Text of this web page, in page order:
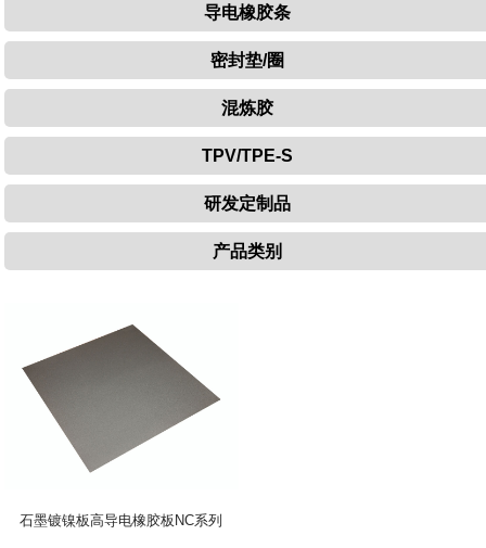
导电橡胶条
密封垫/圈
混炼胶
TPV/TPE-S
研发定制品
产品类别
石墨镀镍板高导电橡胶板NC系列